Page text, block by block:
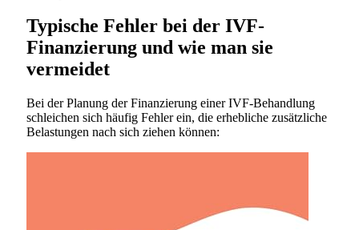
Typische Fehler bei der IVF-
Finanzierung und wie man sie
vermeidet
Bei der Planung der Finanzierung einer IVF-Behandlung
schleichen sich häufig Fehler ein, die erhebliche zusätzliche
Belastungen nach sich ziehen können: